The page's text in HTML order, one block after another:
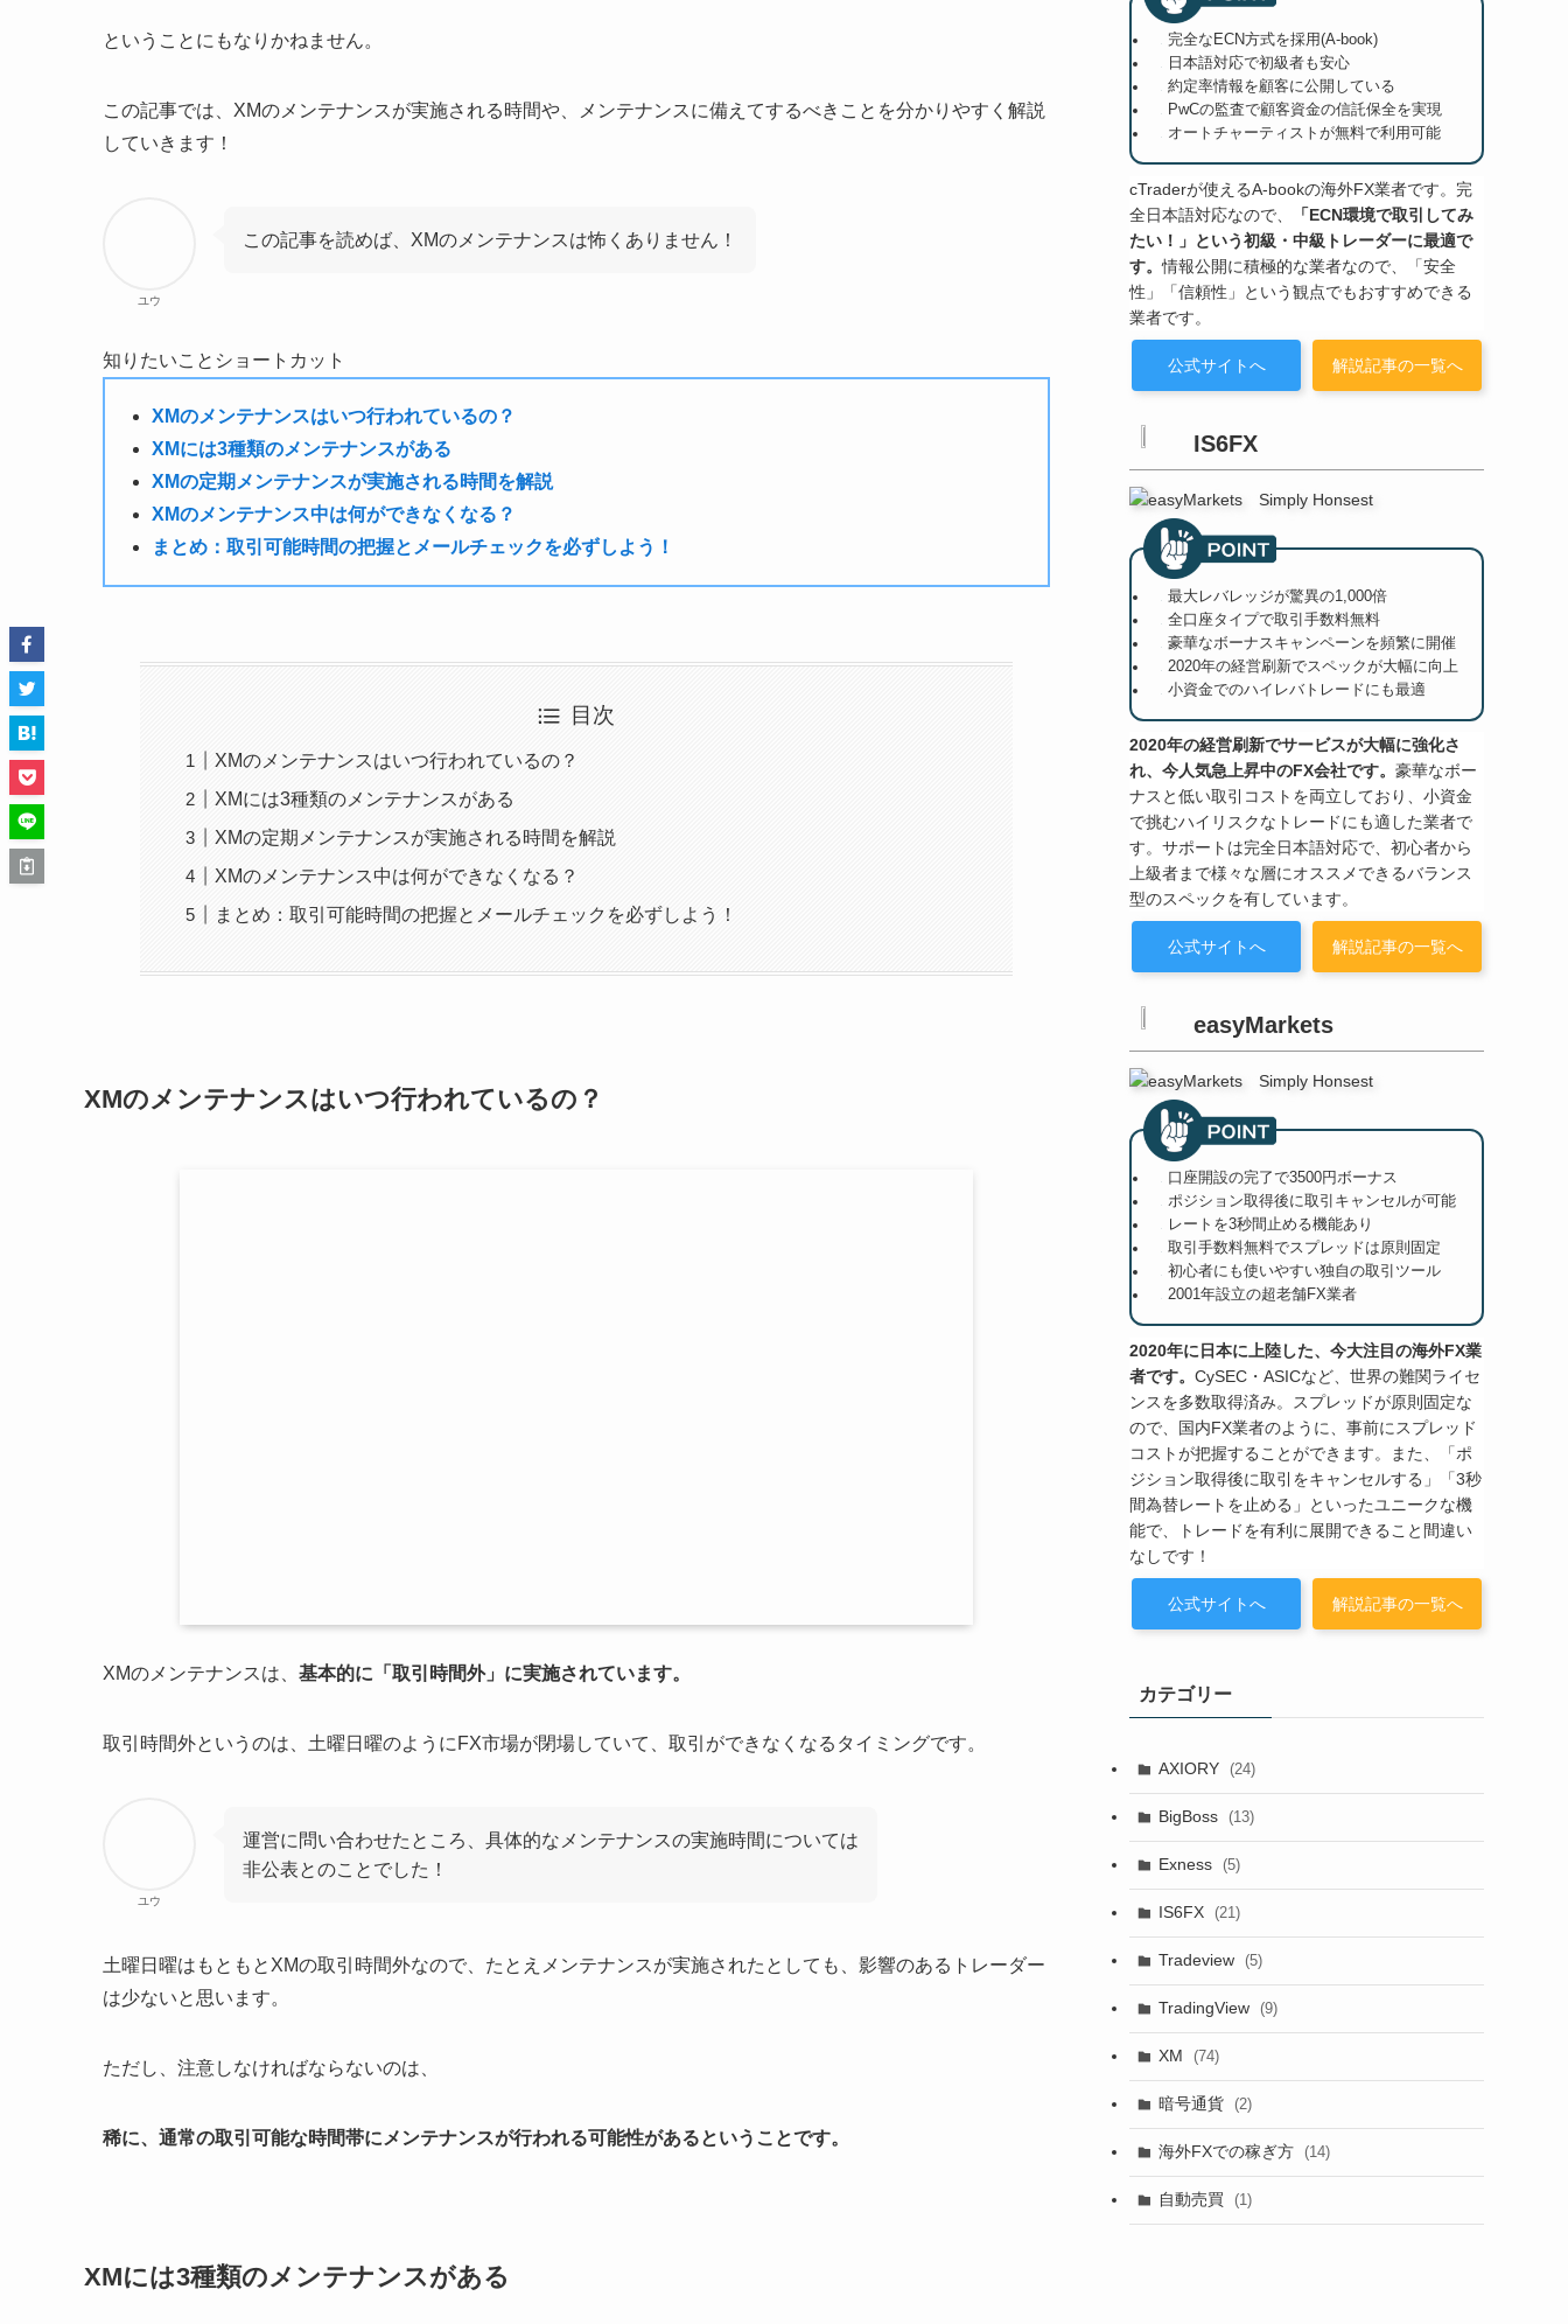
ということにもなりかねません。
この記事では、XMのメンテナンスが実施される時間や、メンテナンスに備えてするべきことを分かりやすく解説
していきます！
ユウ
この記事を読めば、XMのメンテナンスは怖くありません！
知りたいことショートカット
XMのメンテナンスはいつ行われているの？
XMには3種類のメンテナンスがある
XMの定期メンテナンスが実施される時間を解説
XMのメンテナンス中は何ができなくなる？
まとめ：取引可能時間の把握とメールチェックを必ずしよう！
目次
XMのメンテナンスはいつ行われているの？
XMには3種類のメンテナンスがある
XMの定期メンテナンスが実施される時間を解説
XMのメンテナンス中は何ができなくなる？
まとめ：取引可能時間の把握とメールチェックを必ずしよう！
XMのメンテナンスはいつ行われているの？
XMのメンテナンスは、 基本的に「取引時間外」に実施されています。
取引時間外というのは、土曜日曜のようにFX市場が閉場していて、取引ができなくなるタイミングです。
ユウ
運営に問い合わせたところ、具体的なメンテナンスの実施時間については
非公表とのことでした！
土曜日曜はもともとXMの取引時間外なので、たとえメンテナンスが実施されたとしても、影響のあるトレーダー
は少ないと思います。
ただし、注意しなければならないのは、
稀に、通常の取引可能な時間帯にメンテナンスが行われる可能性があるということです。
XMには3種類のメンテナンスがある
完全なECN方式を採用(A-book)
日本語対応で初級者も安心
約定率情報を顧客に公開している
PwCの監査で顧客資金の信託保全を実現
オートチャーティストが無料で利用可能
cTraderが使えるA-bookの海外FX業者です。完
全日本語対応なので、
「ECN環境で取引してみ
たい！」という初級・中級トレーダーに最適で
す。情報公開に積極的な業者なので、「安全
性」「信頼性」という観点でもおすすめできる
業者です。
公式サイトへ 解説記事の一覧へ
IS6FX
最大レバレッジが驚異の1,000倍
全口座タイプで取引手数料無料
豪華なボーナスキャンペーンを頻繁に開催
2020年の経営刷新でスペックが大幅に向上
小資金でのハイレバトレードにも最適
2020年の経営刷新でサービスが大幅に強化さ
れ、今人気急上昇中のFX会社です。 豪華なボー
ナスと低い取引コストを両立しており、小資金
で挑むハイリスクなトレードにも適した業者で
す。サポートは完全日本語対応で、初心者から
上級者まで様々な層にオススメできるバランス
型のスペックを有しています。
公式サイトへ 解説記事の一覧へ
easyMarkets
口座開設の完了で3500円ボーナス
ポジション取得後に取引キャンセルが可能
レートを3秒間止める機能あり
取引手数料無料でスプレッドは原則固定
初心者にも使いやすい独自の取引ツール
2001年設立の超老舗FX業者
2020年に日本に上陸した、今大注目の海外FX業
者です。 CySEC・ASICなど、世界の難関ライセ
ンスを多数取得済み。スプレッドが原則固定な
ので、国内FX業者のように、事前にスプレッド
コストが把握することができます。また、「ポ
ジション取得後に取引をキャンセルする」「3秒
間為替レートを止める」といったユニークな機
能で、トレードを有利に展開できること間違い
なしです！
公式サイトへ 解説記事の一覧へ
カテゴリー
AXIORY (24)
BigBoss (13)
Exness (5)
IS6FX (21)
Tradeview (5)
TradingView (9)
XM (74)
暗号通貨 (2)
海外FXでの稼ぎ方 (14)
自動売買 (1)